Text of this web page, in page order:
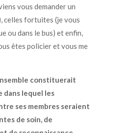
vous demander un
celles fortuites (je vous
ou dans le bus) et enfin,
êtes policier et vous me
constituerait
dans lequel les
ses membres seraient
de soin, de